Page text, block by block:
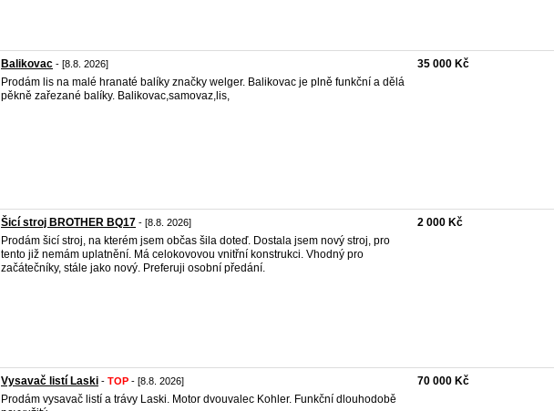
Balikovac - [8.8. 2026]
Prodám lis na malé hranaté balíky značky welger. Balikovac je plně funkční a dělá
pěkně zařezané balíky. Balikovac,samovaz,lis,
35 000 Kč
Šicí stroj BROTHER BQ17 - [8.8. 2026]
Prodám šicí stroj, na kterém jsem občas šila doteď. Dostala jsem nový stroj, pro
tento již nemám uplatnění. Má celokovovou vnitřní konstrukci. Vhodný pro
začátečníky, stále jako nový. Preferuji osobní předání.
2 000 Kč
Vysavač listí Laski - TOP - [8.8. 2026]
Prodám vysavač listí a trávy Laski. Motor dvouvalec Kohler. Funkční dlouhodobě
70 000 Kč